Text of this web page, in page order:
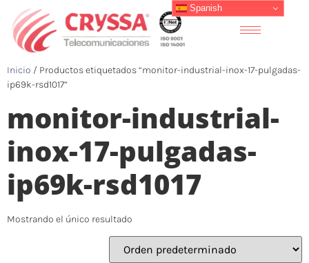
Inicio / Productos etiquetados “monitor-industrial-inox-17-pulgadas-
ip69k-rsd1017”
monitor-industrial-
inox-17-pulgadas-
ip69k-rsd1017
Mostrando el único resultado
Spanish